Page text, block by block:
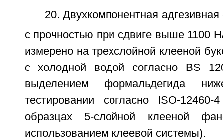
20. Двухкомпонентная
с прочностью при сдвиге выше 1100
измерено на трехслойной клееной
с холодной водой согласно BS
выделением формальдегида
тестировании согласно ISO-
образцах 5-слойной клееной
использованием клеевой системы).